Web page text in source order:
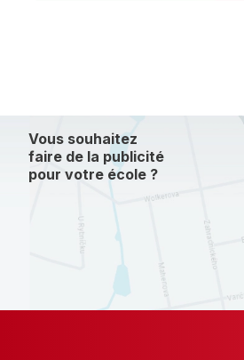
Vous souhaitez
faire de la publicité
pour votre école ?